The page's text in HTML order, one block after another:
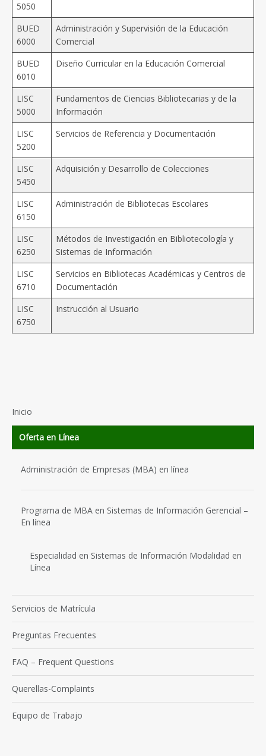
5050
BUED
6000
Administración y Supervisión de la Educación
Comercial
BUED
6010
Diseño Curricular en la Educación Comercial
LISC
5000
Fundamentos de Ciencias Bibliotecarias y de la
Información
LISC
5200
Servicios de Referencia y Documentación
LISC
5450
Adquisición y Desarrollo de Colecciones
LISC
6150
Administración de Bibliotecas Escolares
LISC
6250
Métodos de Investigación en Bibliotecología y
Sistemas de Información
LISC
6710
Servicios en Bibliotecas Académicas y Centros de
Documentación
LISC
6750
Instrucción al Usuario
Inicio
Oferta en Línea
Administración de Empresas (MBA) en línea
Programa de MBA en Sistemas de Información Gerencial –
En línea
Especialidad en Sistemas de Información Modalidad en
Línea
Servicios de Matrícula
Preguntas Frecuentes
FAQ – Frequent Questions
Querellas-Complaints
Equipo de Trabajo